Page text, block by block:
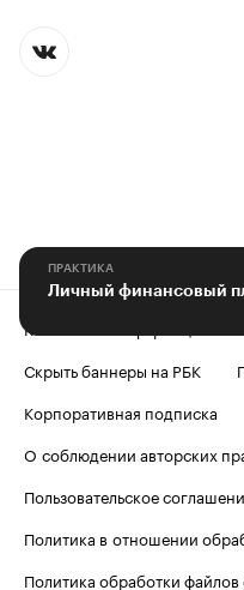
ПРАКТИКА
Контактная информация
Скрыть баннеры на РБК
Корпоративная подписка
О соблюдении авторских
Пользовательское
Политика в отношении
Политика обработки